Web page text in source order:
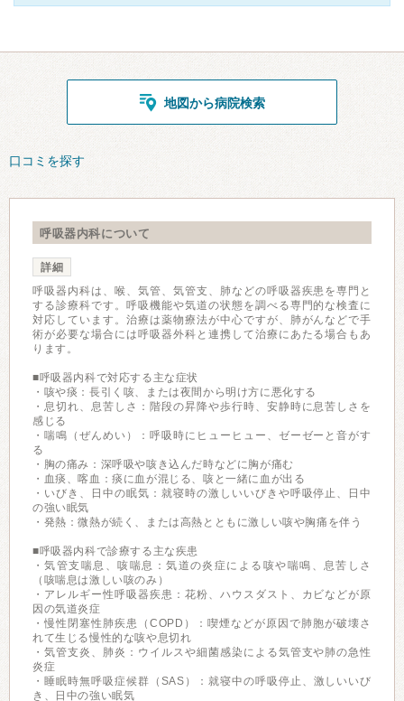
地図から病院検索
口コミを探す
呼吸器内科について
詳細
呼吸器内科は、喉、気管、気管支、肺などの呼吸器疾患を専門と
する診療科です。呼吸機能や気道の状態を調べる専門的な検査に
対応しています。治療は薬物療法が中心ですが、肺がんなどで手
術が必要な場合には呼吸器外科と連携して治療にあたる場合もあ
ります。
■呼吸器内科で対応する主な症状
・咳や痰：長引く咳、または夜間から明け方に悪化する
・息切れ、息苦しさ：階段の昇降や歩行時、安静時に息苦しさを
感じる
・喘鳴（ぜんめい）：呼吸時にヒューヒュー、ゼーゼーと音がす
る
・胸の痛み：深呼吸や咳き込んだ時などに胸が痛む
・血痰、喀血：痰に血が混じる、咳と一緒に血が出る
・いびき、日中の眠気：就寝時の激しいいびきや呼吸停止、日中
の強い眠気
・発熱：微熱が続く、または高熱とともに激しい咳や胸痛を伴う
■呼吸器内科で診療する主な疾患
・気管支喘息、咳喘息：気道の炎症による咳や喘鳴、息苦しさ
（咳喘息は激しい咳のみ）
・アレルギー性呼吸器疾患：花粉、ハウスダスト、カビなどが原
因の気道炎症
・慢性閉塞性肺疾患（COPD）：喫煙などが原因で肺胞が破壊さ
れて生じる慢性的な咳や息切れ
・気管支炎、肺炎：ウイルスや細菌感染による気管支や肺の急性
炎症
・睡眠時無呼吸症候群（SAS）：就寝中の呼吸停止、激しいいび
き、日中の強い眠気